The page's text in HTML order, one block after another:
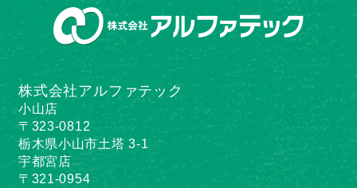
株式会社アルファテック
小山店
〒323-0812
栃木県小山市土塔 3-1
宇都宮店
〒321-0954